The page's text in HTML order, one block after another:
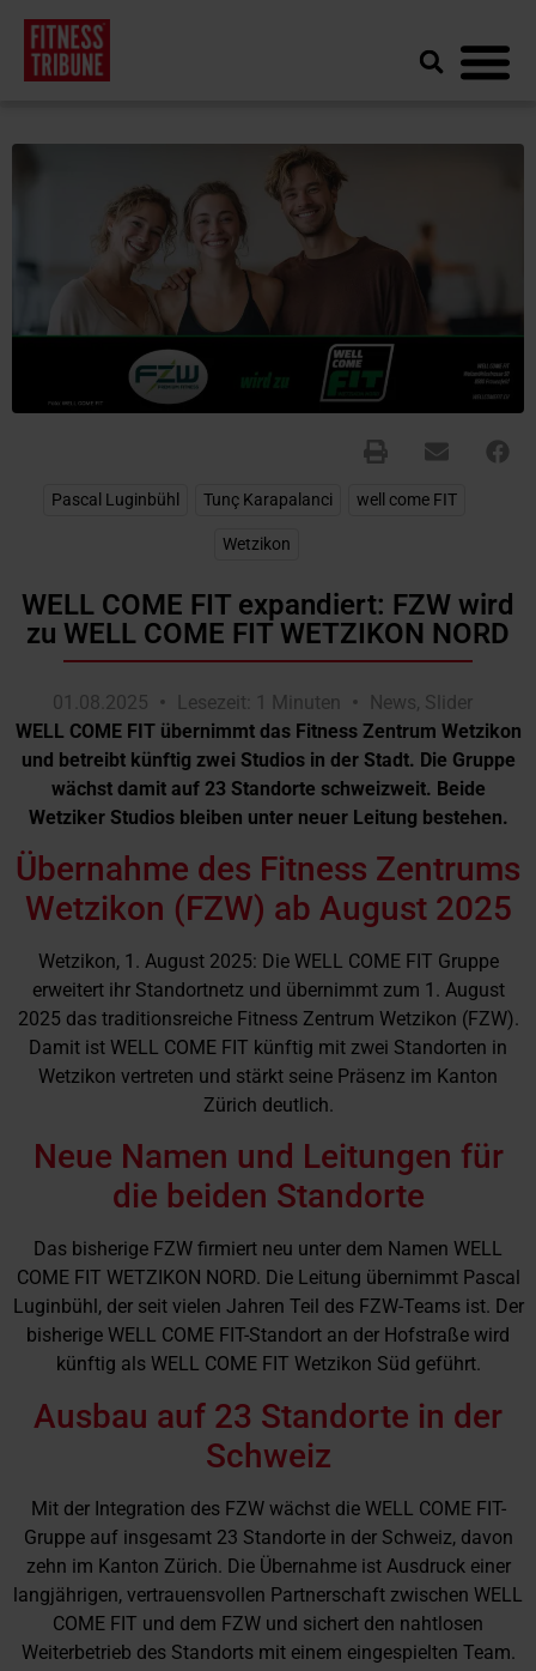
Pascal Luginbühl Tunç Karapalanci well come FIT
Wetzikon
WELL COME FIT expandiert: FZW wird
zu WELL COME FIT WETZIKON NORD
01.08.2025 Lesezeit: 1 Minuten News, Slider
WELL COME FIT übernimmt das Fitness Zentrum Wetzikon
und betreibt künftig zwei Studios in der Stadt. Die Gruppe
wächst damit auf 23 Standorte schweizweit. Beide
Wetziker Studios bleiben unter neuer Leitung bestehen.
Übernahme des Fitness Zentrums
Wetzikon (FZW) ab August 2025
Wetzikon, 1. August 2025: Die WELL COME FIT Gruppe
erweitert ihr Standortnetz und übernimmt zum 1. August
2025 das traditionsreiche Fitness Zentrum Wetzikon (FZW).
Damit ist WELL COME FIT künftig mit zwei Standorten in
Wetzikon vertreten und stärkt seine Präsenz im Kanton
Zürich deutlich.
Neue Namen und Leitungen für
die beiden Standorte
Das bisherige FZW firmiert neu unter dem Namen WELL
COME FIT WETZIKON NORD. Die Leitung übernimmt Pascal
Luginbühl, der seit vielen Jahren Teil des FZW-Teams ist. Der
bisherige WELL COME FIT-Standort an der Hofstraße wird
künftig als WELL COME FIT Wetzikon Süd geführt.
Ausbau auf 23 Standorte in der
Schweiz
Mit der Integration des FZW wächst die WELL COME FIT-
Gruppe auf insgesamt 23 Standorte in der Schweiz, davon
zehn im Kanton Zürich. Die Übernahme ist Ausdruck einer
langjährigen, vertrauensvollen Partnerschaft zwischen WELL
COME FIT und dem FZW und sichert den nahtlosen
Weiterbetrieb des Standorts mit einem eingespielten Team.